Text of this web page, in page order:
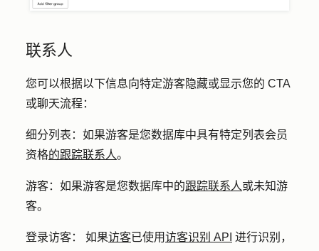
联系人
您可以根据以下信息向特定游客隐藏或显示您的 CTA
或聊天流程：
细分列表： 如果游客是您数据库中具有特定列表会员
资格的跟踪联系人。
游客： 如果游客是您数据库中的跟踪联系人或未知游
客。
登录访客： 如果访客已使用访客识别 API 进行识别，